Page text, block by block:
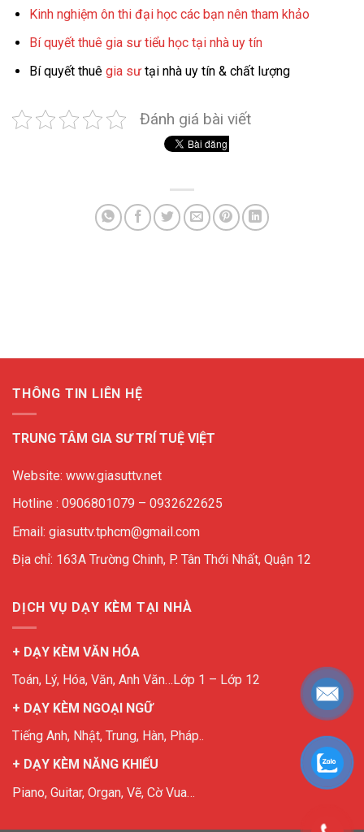
Kinh nghiệm ôn thi đại học các bạn nên tham khảo
Bí quyết thuê gia sư tiểu học tại nhà uy tín
Bí quyết thuê gia sưtại nhà uy tín & chất lượng
Đánh giá bài viết
THÔNG TIN LIÊN HỆ
TRUNG TÂM GIA SƯ TRÍ TUỆ VIỆT
Website: www.giasuttv.net
Hotline : 0906801079 – 0932622625
Email: giasuttv.tphcm@gmail.com
Địa chỉ: 163A Trường Chinh, P. Tân Thới Nhất, Quận 12
DỊCH VỤ DẠY KÈM TẠI NHÀ
+ DẠY KÈM VĂN HÓA
Toán, Lý, Hóa, Văn, Anh Văn…Lớp 1 – Lớp 12
+ DẠY KÈM NGOẠI NGỮ
Tiếng Anh, Nhật, Trung, Hàn, Pháp..
+ DẠY KÈM NĂNG KHIẾU
Piano, Guitar, Organ, Vẽ, Cờ Vua…